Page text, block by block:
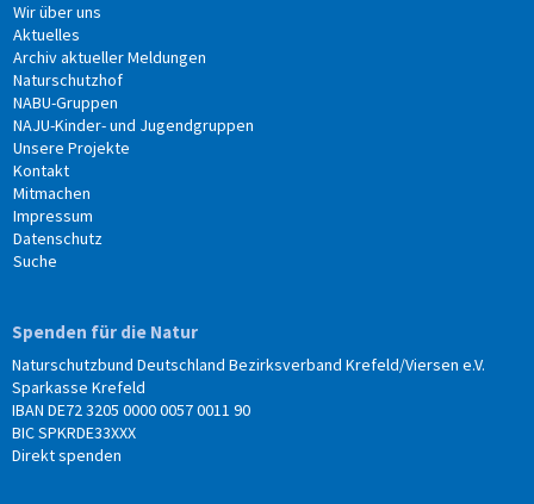
Wir über uns
Aktuelles
Archiv aktueller Meldungen
Naturschutzhof
NABU-Gruppen
NAJU-Kinder- und Jugendgruppen
Unsere Projekte
Kontakt
Mitmachen
Impressum
Datenschutz
Suche
Spenden für die Natur
Naturschutzbund Deutschland Bezirksverband Krefeld/Viersen e.V.
Sparkasse Krefeld
IBAN DE72 3205 0000 0057 0011 90
BIC SPKRDE33XXX
Direkt spenden